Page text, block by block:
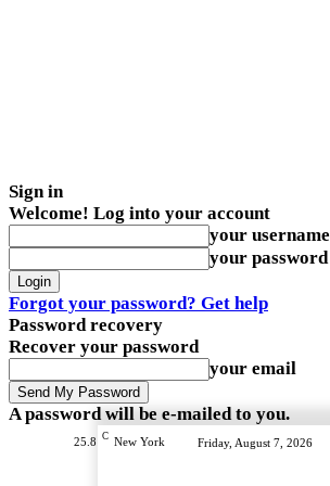
Sign in
Welcome! Log into your account
your username
your password
Forgot your password? Get help
Password recovery
Recover your password
your email
A password will be e-mailed to you.
25.8 C New York Friday, August 7, 2026